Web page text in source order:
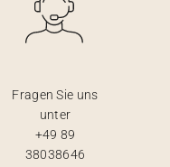
Fragen Sie uns
unter
+49 89
38038646